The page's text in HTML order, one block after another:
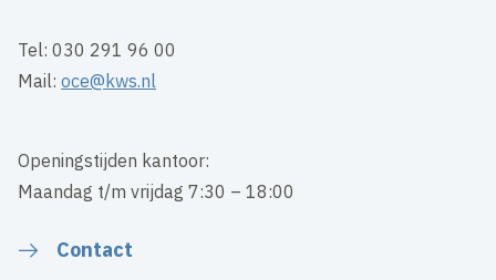
Tel: 030 291 96 00
Mail:oce@kws.nl
Openingstijden kantoor:
Maandag t/m vrijdag 7:30 – 18:00
Contact